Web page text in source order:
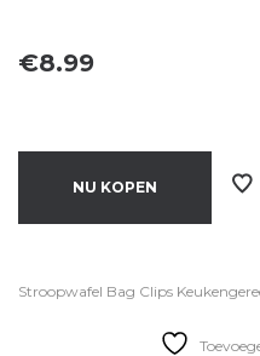
€8.99
NU KOPEN
Stroopwafel Bag Clips